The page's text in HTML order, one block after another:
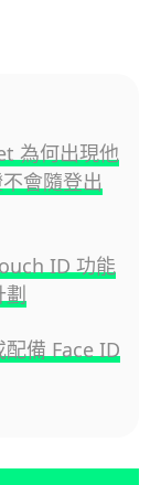
為何出現他
會隨登出
ID 功能
劃
備 Face ID